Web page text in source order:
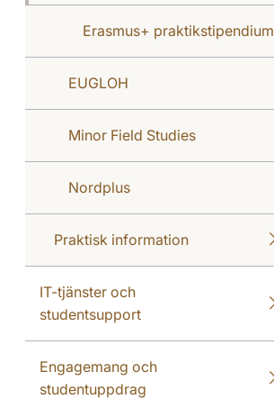
Erasmus+ praktikstipendium
EUGLOH
Minor Field Studies
Nordplus
Praktisk information
IT-tjänster och
studentsupport
Engagemang och
studentuppdrag